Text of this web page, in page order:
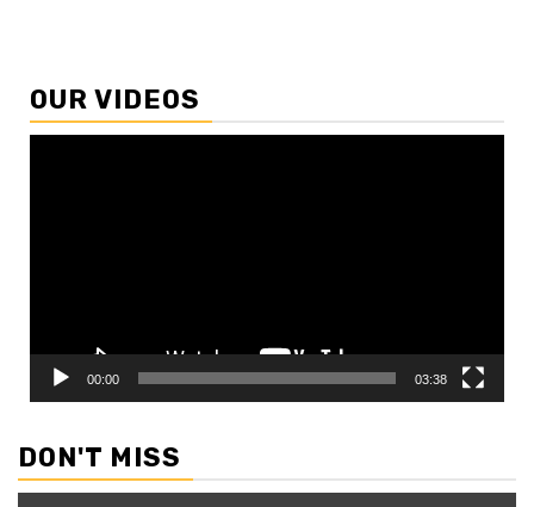
OUR VIDEOS
00:00 03:38
DON'T MISS